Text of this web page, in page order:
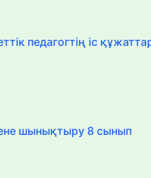
педагогтің іс
шынықтыру 8 сынып